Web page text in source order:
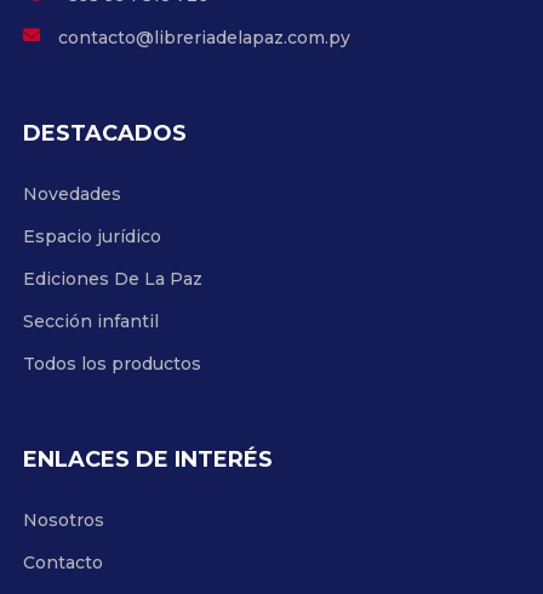
contacto@libreriadelapaz.com.py
DESTACADOS
Novedades
Espacio jurídico
Ediciones De La Paz
Sección infantil
Todos los productos
ENLACES DE INTERÉS
Nosotros
Contacto